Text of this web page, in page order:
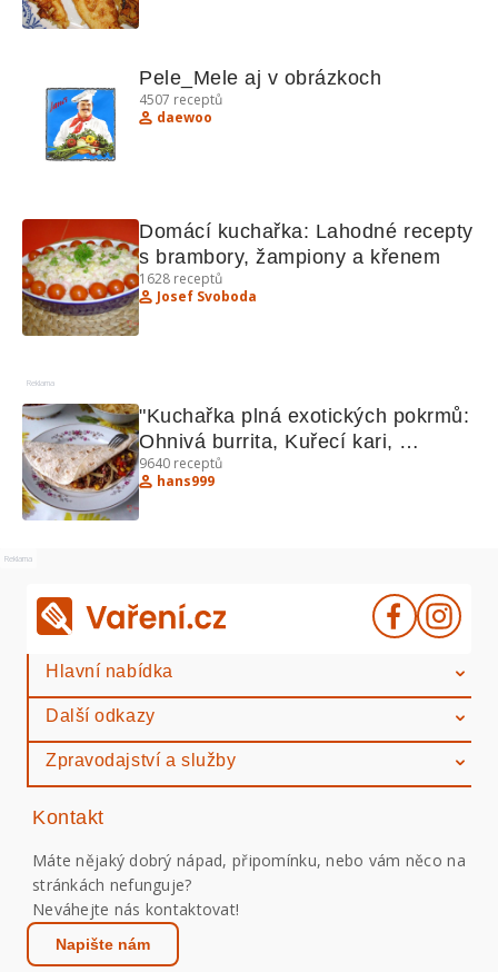
Pele_Mele aj v obrázkoch
4507 receptů
daewoo
Domácí kuchařka: Lahodné recepty
s brambory, žampiony a křenem
1628 receptů
Josef Svoboda
Reklama
"Kuchařka plná exotických pokrmů:
Ohnivá burrita, Kuřecí kari,
Hradečtí votroci"
9640 receptů
hans999
Reklama
Hlavní nabídka
Další odkazy
Zpravodajství a služby
Kontakt
Máte nějaký dobrý nápad, připomínku, nebo vám něco na
stránkách nefunguje?
Neváhejte nás kontaktovat!
Napište nám